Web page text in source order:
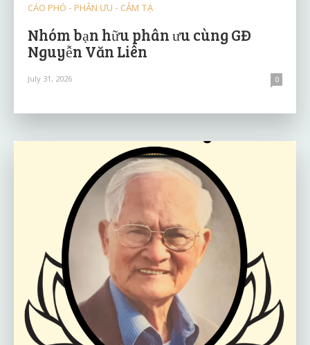
CÁO PHÓ - PHÂN ƯU - CẢM TẠ
Nhóm bạn hữu phân ưu cùng GĐ
Nguyễn Văn Liên
July 31, 2026 0